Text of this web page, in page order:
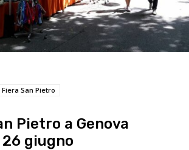
Fiera San Pietro
Pietro a Genova
giugno